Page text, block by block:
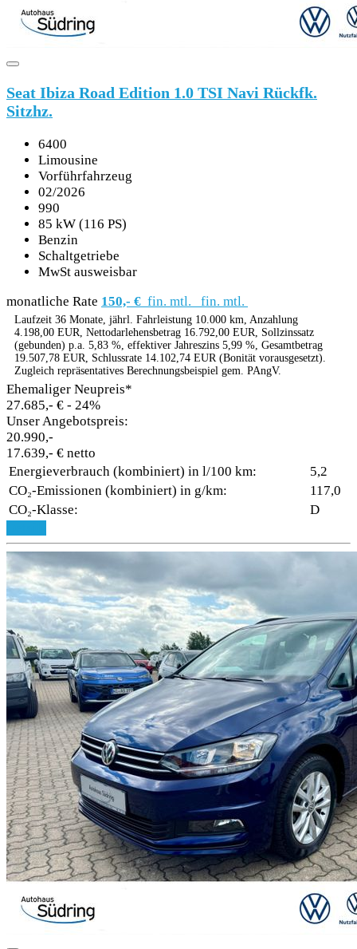
Seat Ibiza Road Edition 1.0 TSI Navi Rückfk.
Sitzhz.
6400
Limousine
Vorführfahrzeug
02/2026
990
85 kW (116 PS)
Benzin
Schaltgetriebe
MwSt ausweisbar
monatliche Rate 150,- € fin. mtl. fin. mtl.
Laufzeit 36 Monate, jährl. Fahrleistung 10.000 km, Anzahlung
4.198,00 EUR, Nettodarlehensbetrag 16.792,00 EUR, Sollzinssatz
(gebunden) p.a. 5,83 %, effektiver Jahreszins 5,99 %, Gesamtbetrag
19.507,78 EUR, Schlussrate 14.102,74 EUR (Bonität vorausgesetzt).
Zugleich repräsentatives Berechnungsbeispiel gem. PAngV.
Ehemaliger Neupreis*
27.685,- € - 24%
Unser Angebotspreis:
20.990,-
17.639,- € netto
Energieverbrauch (kombiniert) in l/100 km:
5,2
CO₂-Emissionen (kombiniert) in g/km:
117,0
CO₂-Klasse:
D